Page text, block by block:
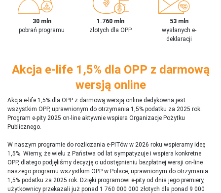
30 mln
pobrań programu
1.760 mln
złotych dla OPP
53 mln
wysłanych e-
deklaracji
Akcja e-life 1,5% dla OPP z darmową
wersją online
Akcja e-life 1,5% dla OPP z darmową wersją online dedykowna jest
wszystkim OPP, uprawnionym do otrzymania 1,5% podatku za 2025 rok.
Program e-pity 2025 on-line aktywnie wspiera Organizacje Pożytku
Publicznego.
W naszym programie do rozliczania e-PITów w 2026 roku wspieramy ideę
1,5%. Wiemy, że wielu z Państwa od lat sympatyzuje i wspiera konkretne
OPP, dlatego podjęliśmy decyzję o udostępnieniu bezpłatnej wersji on-line
naszego programu wszystkim OPP w Polsce, uprawnionym do otrzymania
1,5% podatku za 2025 rok. Dzięki programowi e-pity od dnia jego premiery,
użytkownicy przekazali już ponad 1 760 000 000 złotych dla ponad 9 000